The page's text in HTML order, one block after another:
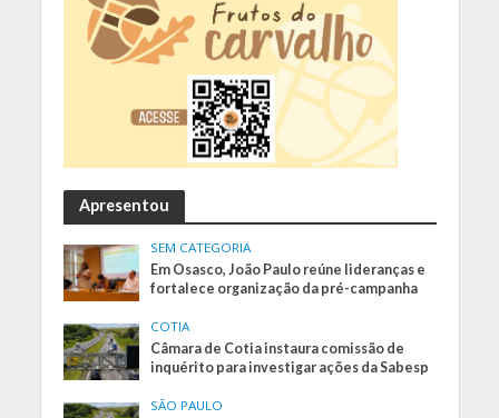
Apresentou
SEM CATEGORIA
Em Osasco, João Paulo reúne lideranças e
fortalece organização da pré-campanha
COTIA
Câmara de Cotia instaura comissão de
inquérito para investigar ações da Sabesp
SÃO PAULO